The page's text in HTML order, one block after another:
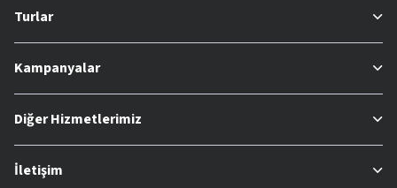
Turlar
Kampanyalar
Diğer Hizmetlerimiz
İletişim